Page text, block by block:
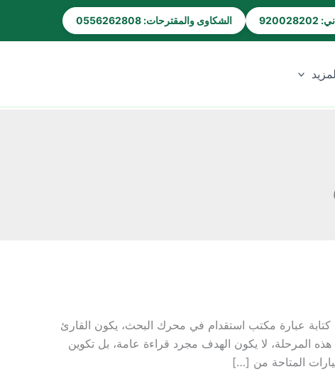
الشكاوى والمقترحات: 0556262808
كتابة عبارة مكتب استقدام في محرك البحث، يكون القارئ
المرحلة، لا يكون الهدف مجرد قراءة عامة، بل تكوين
المتاحة من […]